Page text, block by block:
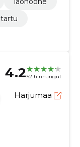
tartu
4.252 hinnangut
Harjumaa